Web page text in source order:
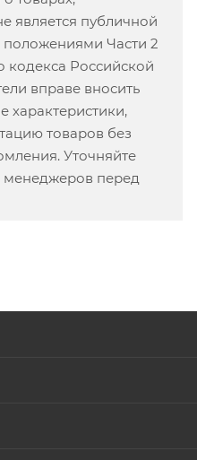
является публичной
Части 2
кодекса Российской
вправе вносить
характеристики,
товаров без
Уточняйте
менеджеров перед